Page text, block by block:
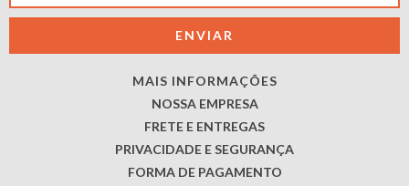
MAIS INFORMAÇÕES
NOSSA EMPRESA
FRETE E ENTREGAS
PRIVACIDADE E SEGURANÇA
FORMA DE PAGAMENTO